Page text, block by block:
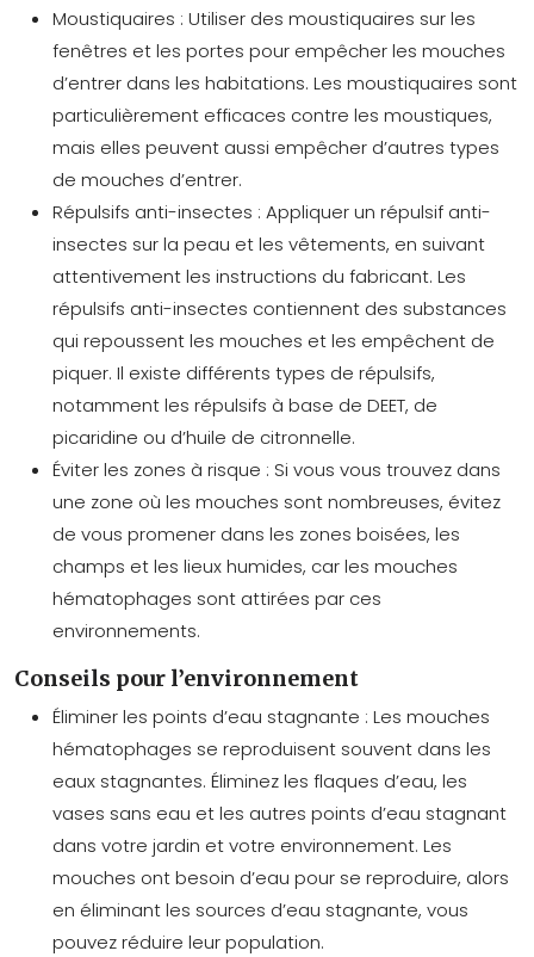
Moustiquaires : Utiliser des moustiquaires sur les
fenêtres et les portes pour empêcher les mouches
d’entrer dans les habitations. Les moustiquaires sont
particulièrement efficaces contre les moustiques,
mais elles peuvent aussi empêcher d’autres types
de mouches d’entrer.
Répulsifs anti-insectes : Appliquer un répulsif anti-
insectes sur la peau et les vêtements, en suivant
attentivement les instructions du fabricant. Les
répulsifs anti-insectes contiennent des substances
qui repoussent les mouches et les empêchent de
piquer. Il existe différents types de répulsifs,
notamment les répulsifs à base de DEET, de
picaridine ou d’huile de citronnelle.
Éviter les zones à risque : Si vous vous trouvez dans
une zone où les mouches sont nombreuses, évitez
de vous promener dans les zones boisées, les
champs et les lieux humides, car les mouches
hématophages sont attirées par ces
environnements.
Conseils pour l’environnement
Éliminer les points d’eau stagnante : Les mouches
hématophages se reproduisent souvent dans les
eaux stagnantes. Éliminez les flaques d’eau, les
vases sans eau et les autres points d’eau stagnant
dans votre jardin et votre environnement. Les
mouches ont besoin d’eau pour se reproduire, alors
en éliminant les sources d’eau stagnante, vous
pouvez réduire leur population.